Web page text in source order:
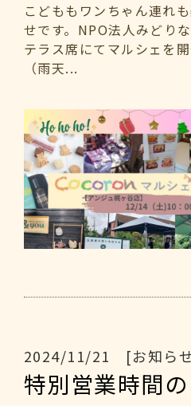
こどももワンちゃん連れ
せです。NPO法人みどり
テラス席にてマルシェ
（雨天...
2024/11/21 [お知ら
特別営業時間